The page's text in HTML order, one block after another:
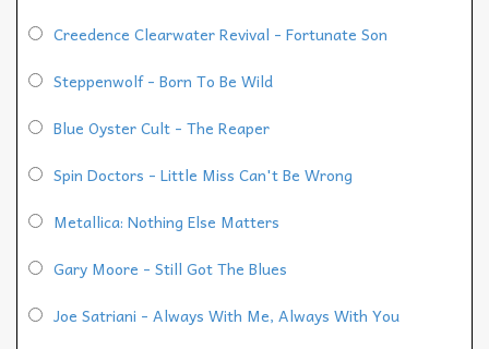
Creedence Clearwater Revival - Fortunate Son
Steppenwolf - Born To Be Wild
Blue Oyster Cult - The Reaper
Spin Doctors - Little Miss Can't Be Wrong
Metallica: Nothing Else Matters
Gary Moore - Still Got The Blues
Joe Satriani - Always With Me, Always With You